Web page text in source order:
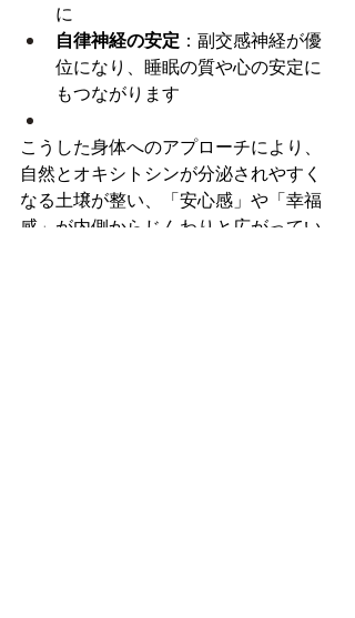
に
自律神経の安定 ：副交感神経が優
位になり、睡眠の質や心の安定に
もつながります
こうした身体へのアプローチにより、
自然とオキシトシンが分泌されやすく
なる土壌が整い、「安心感」や「幸福
感」が内側からじんわりと広がってい